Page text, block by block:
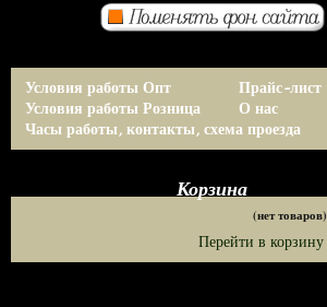
Условия работы Опт
Условия работы Розница
Прайс-лист
О нас
Часы работы, контакты, схема проезда
Корзина
(нет товаров)
Перейти в корзину